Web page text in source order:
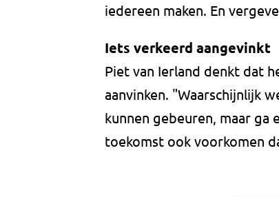
iedereen maken. En
Iets verkeerd aangevinkt
Piet van Ierland denkt dat
aanvinken. "Waarschijnlijk
kunnen gebeuren, maar ga
toekomst ook voorkomen